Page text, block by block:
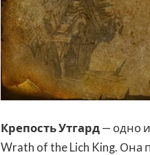
Крепость Утгард — одно
Wrath of the Lich King. Она